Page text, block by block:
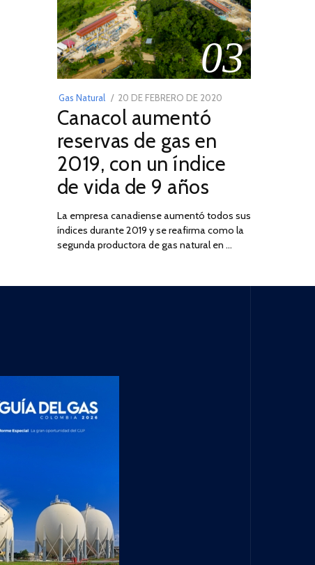
03
Gas Natural
POSTED
ON
20 DE FEBRERO DE 2020
2025
Canacol aumentó
reservas de gas en
2019, con un índice
de vida de 9 años
La empresa canadiense aumentó todos sus
índices durante 2019 y se reafirma como la
segunda productora de gas natural en …